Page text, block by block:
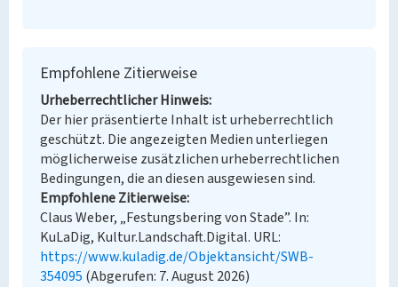
Empfohlene Zitierweise
Urheberrechtlicher Hinweis
Der hier präsentierte Inhalt ist urheberrechtlich
geschützt. Die angezeigten Medien unterliegen
möglicherweise zusätzlichen urheberrechtlichen
Bedingungen, die an diesen ausgewiesen sind.
Empfohlene Zitierweise
Claus Weber, „Festungsbering von Stade”. In:
KuLaDig, Kultur.Landschaft.Digital. URL:
https://www.kuladig.de/Objektansicht/SWB-
354095 (Abgerufen: 7. August 2026)